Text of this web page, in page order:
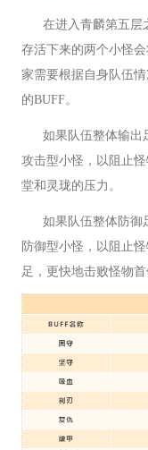
在进入青麟第五层
存活下来的两个小怪
家需要根据自身队伍
的BUFF。
如果队伍整体输出
攻击型小怪，以阻止
堂和灵珑的压力。
如果队伍整体防御
防御型小怪，以阻止
足，更快地击败怪物首